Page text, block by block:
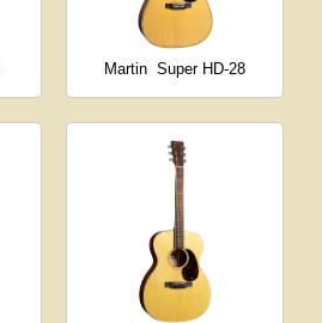
Martin Super HD-28